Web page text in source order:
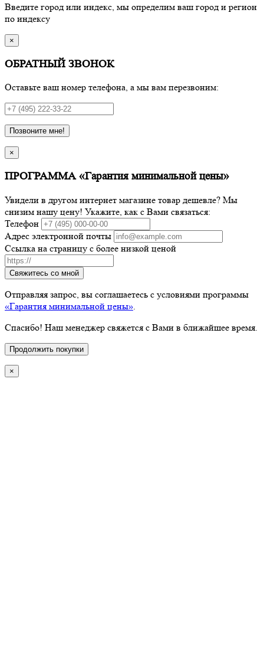
Введите город или индекс, мы определим ваш город и регион
по индексу
×
ОБРАТНЫЙ ЗВОНОК
Оставьте ваш номер телефона, а мы вам перезвоним:
Позвоните мне!
×
ПРОГРАММА «Гарантия минимальной цены»
Увидели в другом интернет магазине товар дешевле? Мы
снизим нашу цену! Укажите, как с Вами связаться:
Телефон
Адрес электронной почты
Ссылка на страницу с более низкой ценой
Свяжитесь со мной
Отправляя запрос, вы соглашаетесь с условиями программы
«Гарантия минимальной цены»
Спасибо! Наш менеджер свяжется с Вами в ближайшее время.
Продолжить покупки
×